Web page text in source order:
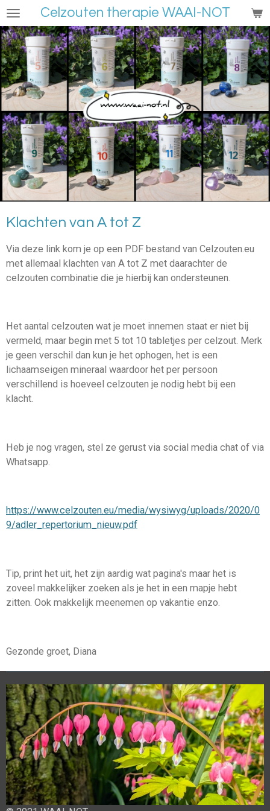
Ga
direct
naar
de
hoofdinhoud
Celzouten therapie WAAI-NOT
Klachten van A tot Z
Via deze link kom je op een PDF bestand van Celzouten.eu
met allemaal klachten van A tot Z met daarachter de
celzouten combinatie die je hierbij kan ondersteunen.
Het aantal celzouten wat je moet innemen staat er niet bij
vermeld, maar begin met 5 tot 10 tabletjes per celzout. Merk
je geen verschil dan kun je het ophogen, het is een
lichaamseigen mineraal waardoor het per persoon
verschillend is hoeveel celzouten je nodig hebt bij een
klacht.
Heb je nog vragen, stel ze gerust via social media chat of via
Whatsapp.
https://www.celzouten.eu/media/wysiwyg/uploads/2020/0
9/adler_repertorium_nieuw.pdf
Tip, print het uit, het zijn aardig wat pagina's maar het is
zoveel makkelijker zoeken als je het in een mapje hebt
zitten. Ook makkelijk meenemen op vakantie enzo.
Gezonde groet, Diana